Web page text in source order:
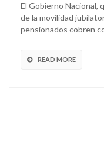
El Gobierno Nacional,
de la movilidad
pensionados cobren
READ MORE